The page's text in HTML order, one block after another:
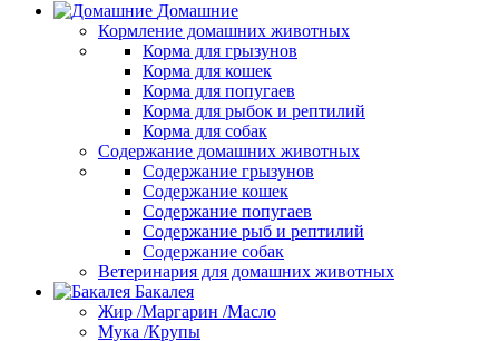
Домашние
Кормление домашних животных
Корма для грызунов
Корма для кошек
Корма для попугаев
Корма для рыбок и рептилий
Корма для собак
Содержание домашних животных
Содержание грызунов
Содержание кошек
Содержание попугаев
Содержание рыб и рептилий
Содержание собак
Ветеринария для домашних животных
Бакалея
Жир /Маргарин /Масло
Мука /Крупы